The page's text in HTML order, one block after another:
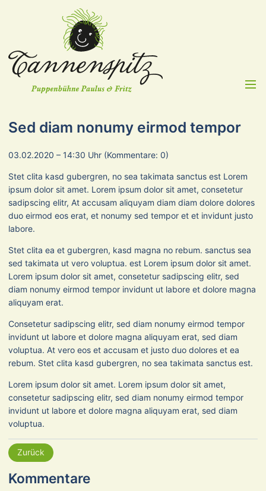
Menü
Sed diam nonumy eirmod tempor
03.02.2020 – 14:30 Uhr (Kommentare: 0)
Stet clita kasd gubergren, no sea takimata sanctus est Lorem
ipsum dolor sit amet. Lorem ipsum dolor sit amet, consetetur
sadipscing elitr, At accusam aliquyam diam diam dolore dolores
duo eirmod eos erat, et nonumy sed tempor et et invidunt justo
labore.
Stet clita ea et gubergren, kasd magna no rebum. sanctus sea
sed takimata ut vero voluptua. est Lorem ipsum dolor sit amet.
Lorem ipsum dolor sit amet, consetetur sadipscing elitr, sed
diam nonumy eirmod tempor invidunt ut labore et dolore magna
aliquyam erat.
Consetetur sadipscing elitr, sed diam nonumy eirmod tempor
invidunt ut labore et dolore magna aliquyam erat, sed diam
voluptua. At vero eos et accusam et justo duo dolores et ea
rebum. Stet clita kasd gubergren, no sea takimata sanctus est.
Lorem ipsum dolor sit amet. Lorem ipsum dolor sit amet,
consetetur sadipscing elitr, sed diam nonumy eirmod tempor
invidunt ut labore et dolore magna aliquyam erat, sed diam
voluptua.
Zurück
Kommentare